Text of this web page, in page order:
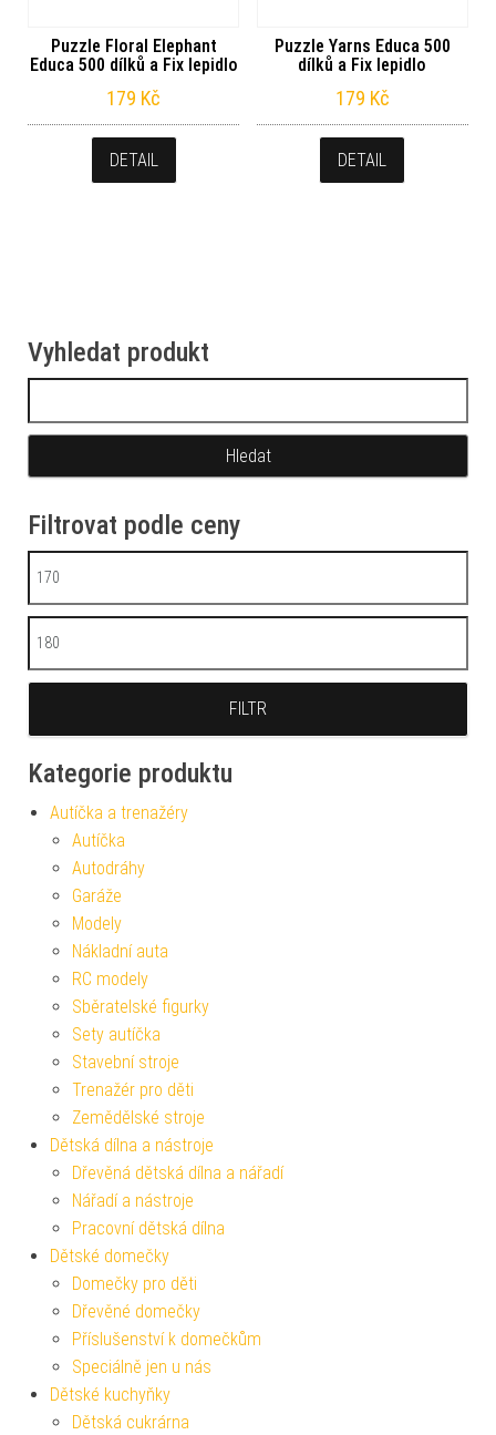
Puzzle Floral Elephant
Educa 500 dílků a Fix lepidlo
179 Kč
DETAIL
Puzzle Yarns Educa 500
dílků a Fix lepidlo
179 Kč
DETAIL
Vyhledat produkt
Filtrovat podle ceny
Minimální cena
Maximální cena
FILTR
Kategorie produktu
Autíčka a trenažéry
Autíčka
Autodráhy
Garáže
Modely
Nákladní auta
RC modely
Sběratelské figurky
Sety autíčka
Stavební stroje
Trenažér pro děti
Zemědělské stroje
Dětská dílna a nástroje
Dřevěná dětská dílna a nářadí
Nářadí a nástroje
Pracovní dětská dílna
Dětské domečky
Domečky pro děti
Dřevěné domečky
Příslušenství k domečkům
Speciálně jen u nás
Dětské kuchyňky
Dětská cukrárna